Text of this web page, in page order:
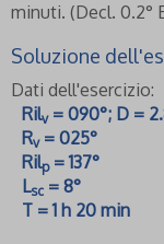
minuti. (Decl. 0.2°
Soluzione
Dati dell'esercizio:
Rilv= 090°; D =
Rv= 025°
Rilp= 137°
Lsc = 8°
T = 1 h 20 min